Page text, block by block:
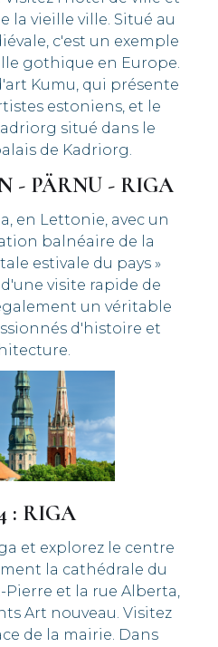
la vieille ville. Situé au
c'est un exemple
gothique en Europe.
Kumu, qui présente
estoniens, et le
situé dans le
de Kadriorg.
- PÄRNU - RIGA
en Lettonie, avec un
balnéaire de la
estivale du pays »
visite rapide de
un véritable
d'histoire et
: RIGA
et explorez le centre
la cathédrale du
Pierre et la rue Alberta,
Art nouveau. Visitez
de la mairie. Dans